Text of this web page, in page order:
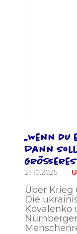
„Wenn
dann
Größeres
21.10.2025
Über Krieg
Die
Kovalenko
Nürnberger